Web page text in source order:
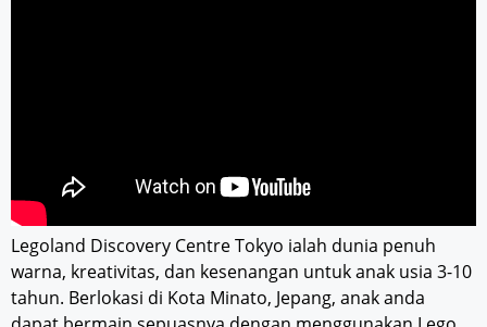
Legoland Discovery Centre Tokyo ialah dunia penuh
warna, kreativitas, dan kesenangan untuk anak usia 3-10
tahun. Berlokasi di Kota Minato, Jepang, anak anda